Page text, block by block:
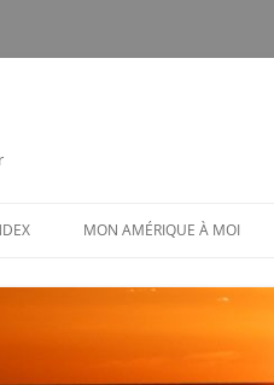
MON AMÉRIQUE À MOI